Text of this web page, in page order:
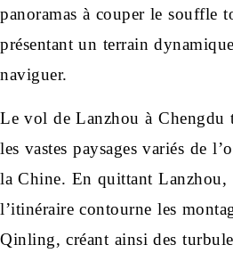
panoramas à couper le souffle
présentant un terrain
naviguer.
Le vol de Lanzhou à Chengdu
les vastes paysages variés de
la Chine. En quittant Lanzhou,
l’itinéraire contourne les
Qinling, créant ainsi des